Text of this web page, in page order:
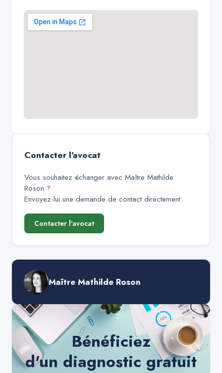
Contacter l'avocat
Vous souhaitez échanger avec Maître Mathilde
Roson ?
Envoyez-lui une demande de contact directement.
Contacter l'avocat
Maître Mathilde Roson
Bénéficiez
d'un diagnostic gratuit